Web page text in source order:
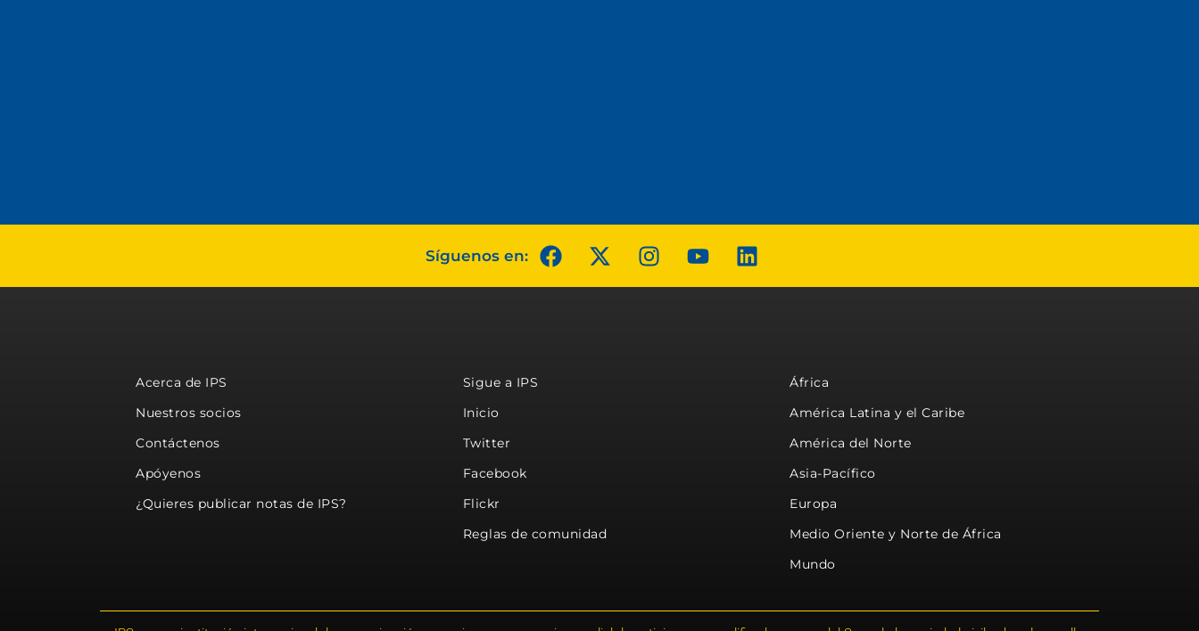
Síguenos en:
Acerca de IPS
Nuestros socios
Contáctenos
Apóyenos
¿Quieres publicar notas de IPS?
Sigue a IPS
Inicio
Twitter
Facebook
Flickr
Reglas de comunidad
África
América Latina y el Caribe
América del Norte
Asia-Pacífico
Europa
Medio Oriente y Norte de África
Mundo